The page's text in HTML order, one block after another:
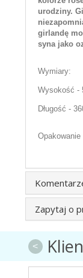
urodziny.
girlandę
syna jako
Wymiary:
Wysokość -
Długość -
Zapytaj o
<